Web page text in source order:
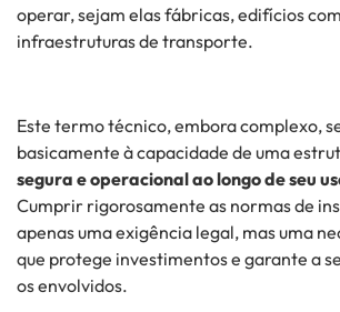
operar, sejam elas fábricas, edifícios
infraestruturas de transporte.
Este termo técnico, embora complexo,
basicamente à capacidade de uma
segura e operacional ao longo de seu
Cumprir rigorosamente as normas de
apenas uma exigência legal, mas uma
que protege investimentos e garante a
os envolvidos.